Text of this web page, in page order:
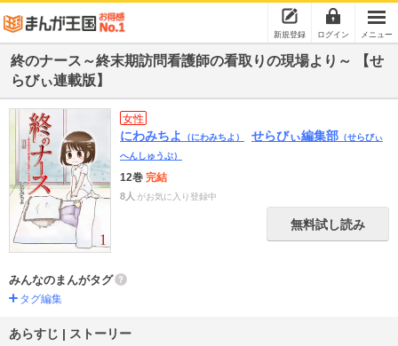
新規登録 ログイン メニュー
終のナース～終末期訪問看護師の看取りの現場より～ 【せ
らびぃ連載版】
女性
にわみちよ （にわみちよ） せらびぃ編集部 （せらびぃ
へんしゅうぶ）
12巻 完結
8人 がお気に入り登録中
無料試し読み
みんなのまんがタグ
タグ編集
あらすじ | ストーリー